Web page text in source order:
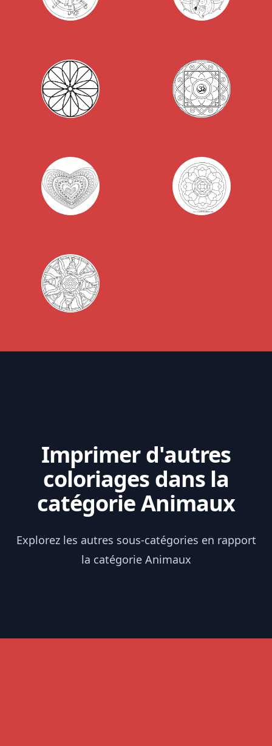
Imprimer d'autres
coloriages dans la
catégorie Animaux
Explorez les autres sous-catégories en rapport
la catégorie Animaux